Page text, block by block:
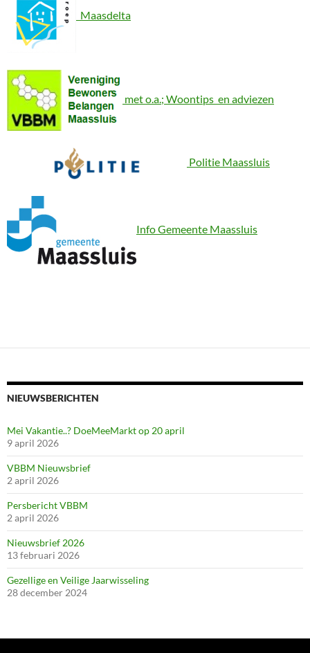
Maasdelta
met o.a.; Woontips en adviezen
Politie Maassluis
Info Gemeente Maassluis
NIEUWSBERICHTEN
Mei Vakantie..? DoeMeeMarkt op 20 april
9 april 2026
VBBM Nieuwsbrief
2 april 2026
Persbericht VBBM
2 april 2026
Nieuwsbrief 2026
13 februari 2026
Gezellige en Veilige Jaarwisseling
28 december 2024